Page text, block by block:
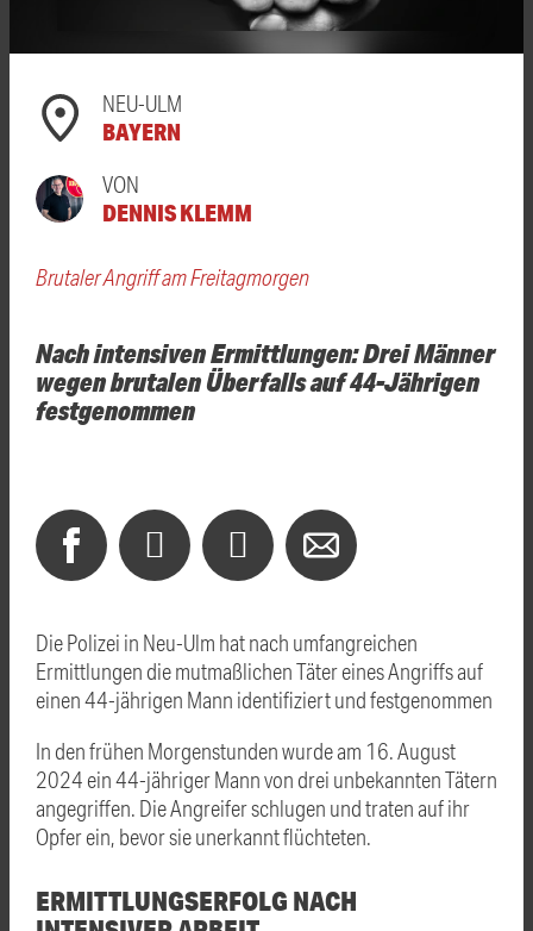
NEU-ULM
BAYERN
VON
DENNIS KLEMM
Brutaler Angriff am Freitagmorgen
Nach intensiven Ermittlungen: Drei Männer
wegen brutalen Überfalls auf 44-Jährigen
festgenommen
Die Polizei in Neu-Ulm hat nach umfangreichen
Ermittlungen die mutmaßlichen Täter eines Angriffs auf
einen 44-jährigen Mann identifiziert und festgenommen
In den frühen Morgenstunden wurde am 16. August
2024 ein 44-jähriger Mann von drei unbekannten Tätern
angegriffen. Die Angreifer schlugen und traten auf ihr
Opfer ein, bevor sie unerkannt flüchteten.
ERMITTLUNGSERFOLG NACH